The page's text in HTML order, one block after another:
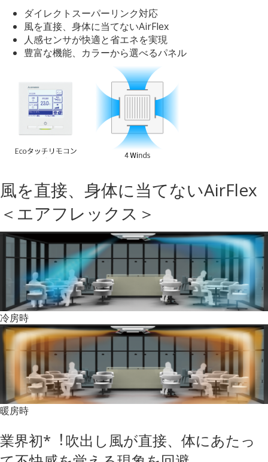
ダイレクトスーパーリンク対応
風を直接、身体に当てないAirFlex
人感センサが快適と省エネを実現
豊富な機能、カラーから選べるパネル
風を直接、身体に当てないAirFlex
＜エアフレックス＞
冷房時
暖房時
業界初*︕吹出し風が直接、体にあたっ